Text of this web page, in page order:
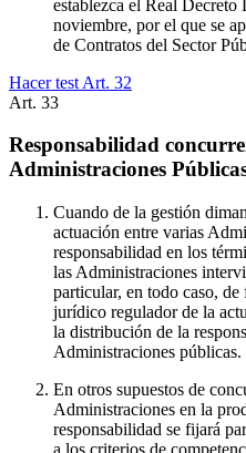
establezca el Real
noviembre, por el que se
de Contratos del Sector
Hacer test Art. 32
Art. 33
Responsabilidad
Administraciones
Cuando de la gestión
actuación entre varias
responsabilidad en los
las Administraciones
particular, en todo caso,
jurídico regulador de la
la distribución de la
Administraciones públicas.
En otros supuestos de
Administraciones en la
responsabilidad se fijará